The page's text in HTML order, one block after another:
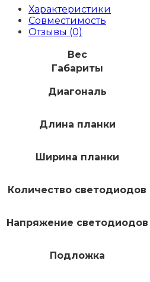
43LF510VХарактеристики
Совместимость
Отзывы (0)
Вес
Габариты
Диагональ
Длина планки
Ширина планки
Количество светодиодов
Напряжение светодиодов
Подложка